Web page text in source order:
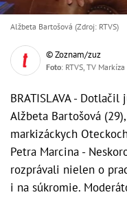
Alžbeta Bartošová (Zdroj: RTVS)
© Zoznam/zuz
Foto: RTVS, TV Markíza
BRATISLAVA -
Alžbeta Bartošová
markizáckych
Petra Marcina -
rozprávali nielen o
i na súkromie.